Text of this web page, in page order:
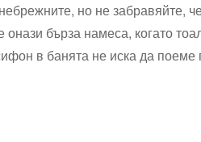
но не забравяйте,
бърза намеса, когато
в банята не иска да поеме